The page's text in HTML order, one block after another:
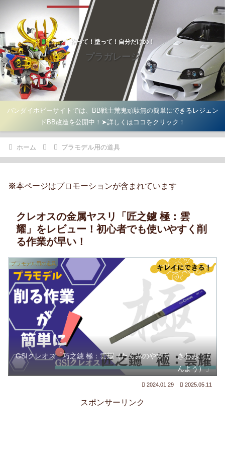
作って！塗って！自分だけの！
プラガレージ
バンダイホビーサイトでは、BB戦士荒鬼頑駄無の簡単にできるレジェン
ドBB改造を公開中！➤詳しくはココをクリック！
ホーム プラモデル用の道具
※本ページはプロモーションが含まれています
クレオスの金属ヤスリ「匠之鑢 極：雲
耀」をレビュー！初心者でも使いやすく削
る作業が早い！
プラモデル用の道具
GSIクレオス「巧之鑢 極：雲耀（たくみのやすり きわみ：う
んよう）」
2024.01.29 2025.05.11
スポンサーリンク